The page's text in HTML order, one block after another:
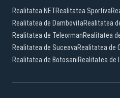
Realitatea.NETRealitatea Sportiva
Realitatea de DambovitaRealitatea
Realitatea de TeleormanRealitatea
Realitatea de SuceavaRealitatea de
Realitatea de BotosaniRealitatea de